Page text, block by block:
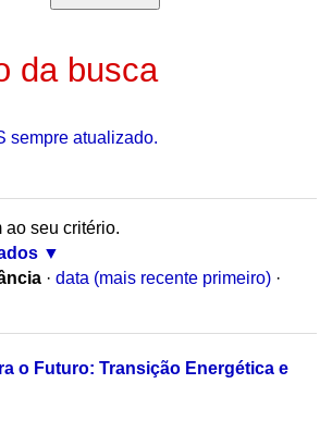
da busca
sempre atualizado.
seu critério.
· data (mais recente primeiro) ·
o Futuro: Transição Energética e